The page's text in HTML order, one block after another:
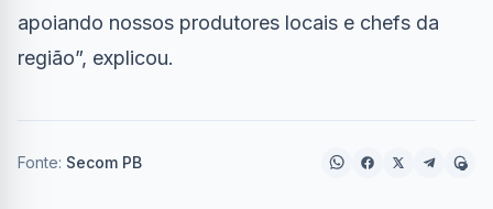
apoiando nossos produtores locais e chefs da
região”, explicou.
Fonte: Secom PB